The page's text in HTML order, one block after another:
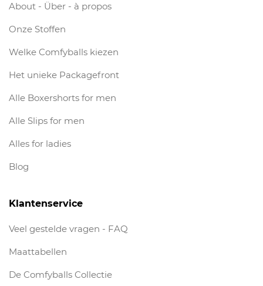
About - Über - à propos
Onze Stoffen
Welke Comfyballs kiezen
Het unieke Packagefront
Alle Boxershorts for men
Alle Slips for men
Alles for ladies
Blog
Klantenservice
Veel gestelde vragen - FAQ
Maattabellen
De Comfyballs Collectie